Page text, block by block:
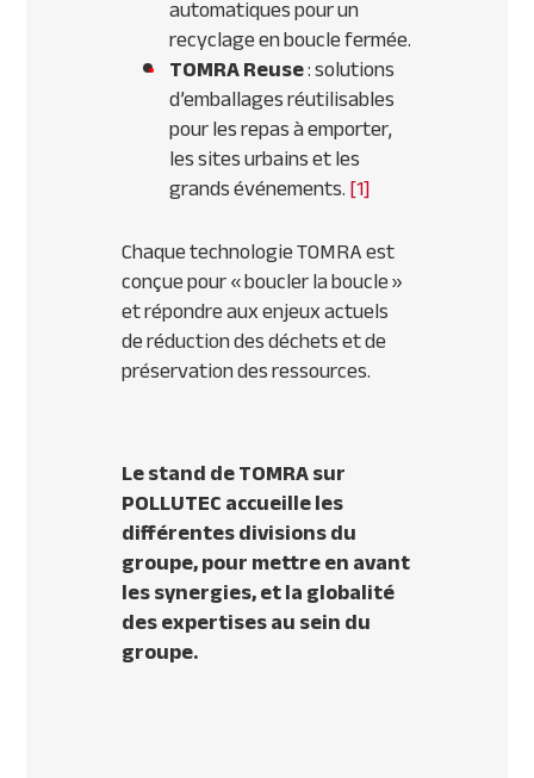
automatiques pour un
recyclage en boucle fermée.
TOMRA Reuse: solutions
d’emballages réutilisables
pour les repas à emporter,
les sites urbains et les
grands événements.[1]
Chaque technologie TOMRA est
conçue pour « boucler la boucle »
et répondre aux enjeux actuels
de réduction des déchets et de
préservation des ressources.
Le stand de TOMRA sur
POLLUTEC accueille les
différentes divisions du
groupe, pour mettre en avant
les synergies, et la globalité
des expertises au sein du
groupe.